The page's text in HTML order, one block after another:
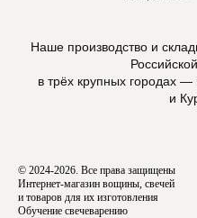
Наше производство и
в трёх крупных городах
и
© 2024-2026. Все права защищены
Интернет-магазин вощины, свечей
и товаров для их изготовления
Обучение свечеварению